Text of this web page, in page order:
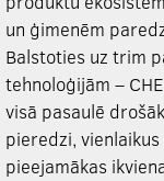
un ģimenēm
Balstoties uz trim
tehnoloģijām –
visā pasaulē
pieredzi,
pieejamākas